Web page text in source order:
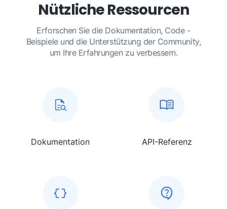
Nützliche Ressourcen
Erforschen Sie die Dokumentation, Code -
Beispiele und die Unterstützung der Community,
um Ihre Erfahrungen zu verbessern.
Dokumentation API-Referenz